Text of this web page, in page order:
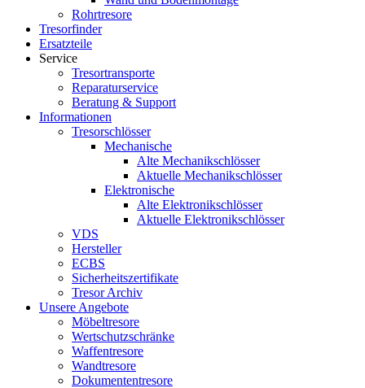
Rohrtresore
Tresorfinder
Ersatzteile
Service
Tresortransporte
Reparaturservice
Beratung & Support
Informationen
Tresorschlösser
Mechanische
Alte Mechanikschlösser
Aktuelle Mechanikschlösser
Elektronische
Alte Elektronikschlösser
Aktuelle Elektronikschlösser
VDS
Hersteller
ECBS
Sicherheitszertifikate
Tresor Archiv
Unsere Angebote
Möbeltresore
Wertschutzschränke
Waffentresore
Wandtresore
Dokumententresore